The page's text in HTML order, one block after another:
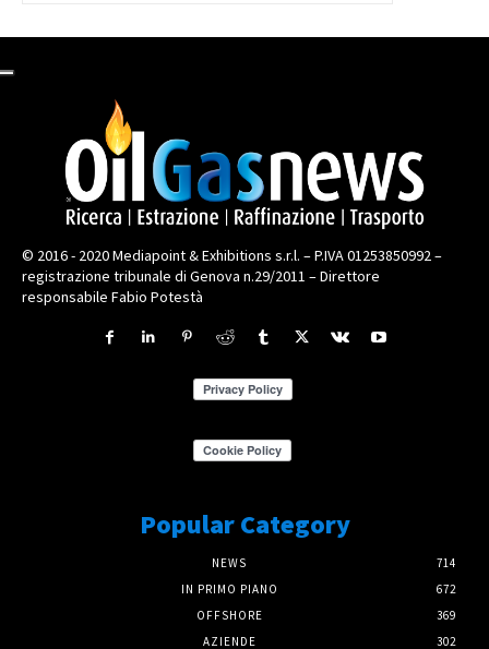
© 2016 - 2020 Mediapoint & Exhibitions s.r.l. – P.IVA 01253850992 –
registrazione tribunale di Genova n.29/2011 – Direttore
responsabile Fabio Potestà
Popular Category
NEWS
714
IN PRIMO PIANO
672
OFFSHORE
369
AZIENDE
302